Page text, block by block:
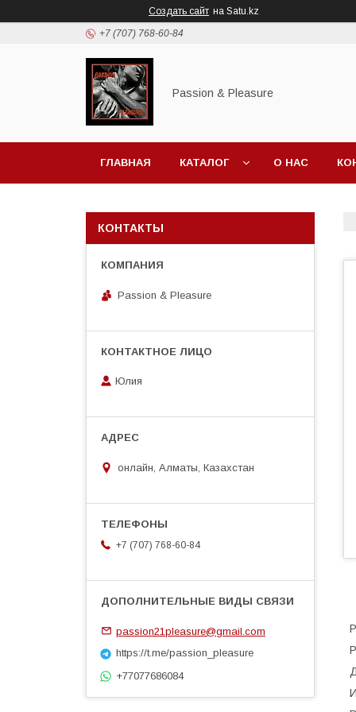
Создать сайт на Satu.kz
+7 (707) 768-60-84
Passion & Pleasure
ГЛАВНАЯ КАТАЛОГ О НАС
КОНТАКТЫ
Passion & Pleasure
Юлия
онлайн, Алматы, Казахстан
+7 (707) 768-60-84
passion21pleasure@gmail.com
https://t.me/passion_pleasure
+77077686084